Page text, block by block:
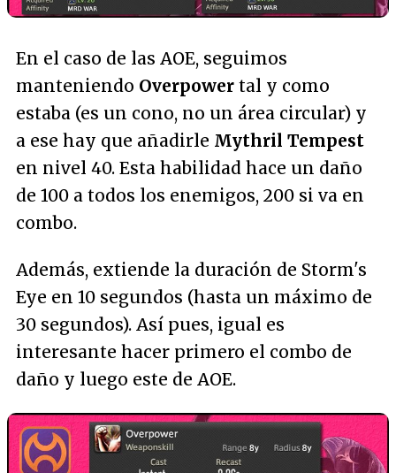
En el caso de las AOE, seguimos
manteniendo Overpower tal y como
estaba (es un cono, no un área circular) y
a ese hay que añadirle Mythril Tempest
en nivel 40. Esta habilidad hace un daño
de 100 a todos los enemigos, 200 si va en
combo.
Además, extiende la duración de Storm's
Eye en 10 segundos (hasta un máximo de
30 segundos). Así pues, igual es
interesante hacer primero el combo de
daño y luego este de AOE.